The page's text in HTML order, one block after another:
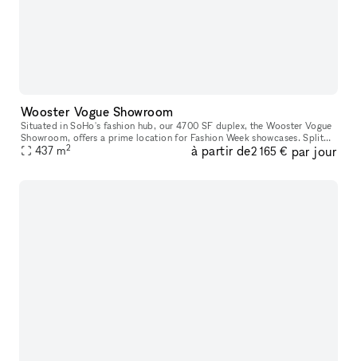
Wooster Vogue Showroom
Situated in SoHo's fashion hub, our 4700 SF duplex, the Wooster Vogue
Showroom, offers a prime location for Fashion Week showcases. Split
between the ground and lower levels, it's perfectly configure
437 m2 à partir de2 165 € par jour